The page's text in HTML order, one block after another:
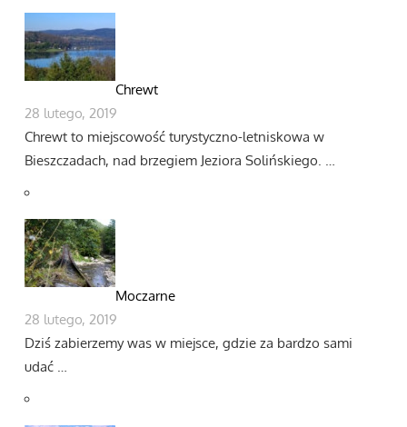
Chrewt
28 lutego, 2019
Chrewt to miejscowość turystyczno-letniskowa w
Bieszczadach, nad brzegiem Jeziora Solińskiego. …
Moczarne
28 lutego, 2019
Dziś zabierzemy was w miejsce, gdzie za bardzo sami
udać …